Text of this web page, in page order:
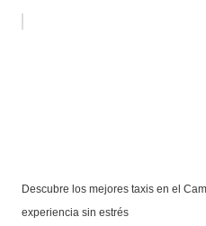
Descubre los mejores taxis en el
experiencia sin estrés